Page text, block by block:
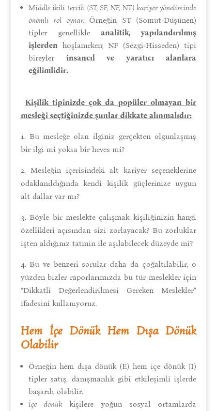
Middle ikili tercih (ST, SF, NF, NT) kariyer yöneliminde
önemli rol oynar. Örneğin ST (Somut-Düşünen)
tipler genellikleanalitik, yapılandırılmış
işlerden hoşlanırken; NF (Sezgi-Hisseden) tipi
bireylerinsancıl ve yaratıcı alanlara
eğilimlidir.
Kişilik tipinizde çok da popüler olmayan bir
mesleği seçtiğinizde şunlar dikkate alınmalıdır:
1. Bu mesleğe olan ilginiz gerçekten olgunlaşmış
bir ilgi mi yoksa bir heves mi?
2. Mesleğin içerisindeki alt kariyer seçeneklerine
odaklanıldığında kendi kişilik güçlerinize uygun
alt dallar var mı?
3. Böyle bir meslekte çalışmak kişiliğinizin hangi
özellikleri açısından sizi zorlayacak? Bu zorluklar
işten aldığınız tatmin ile aşılabilecek düzeyde mi?
4. Bu ve benzeri sorular daha da çoğaltılabilir, o
yüzden bizler raporlarımızda bu tür meslekler için
“Dikkatli Değerlendirilmesi Gereken Meslekler”
ifadesini kullanıyoruz.
Hem İçe Dönük Hem Dışa Dönük
Olabilir
Örneğin hem dışa dönük (E) hem içe dönük (I)
tipler satış, danışmanlık gibi etkileşimli işlerde
başarılı olabilir.
İçe dönükkişilere yoğun sosyal ortamlarda